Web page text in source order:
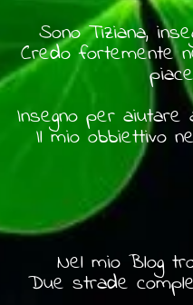
Sono Tiziana,
Credo fortemente
Insegno per
Il mio obbiettivo
Nel mio Blog
Due strade